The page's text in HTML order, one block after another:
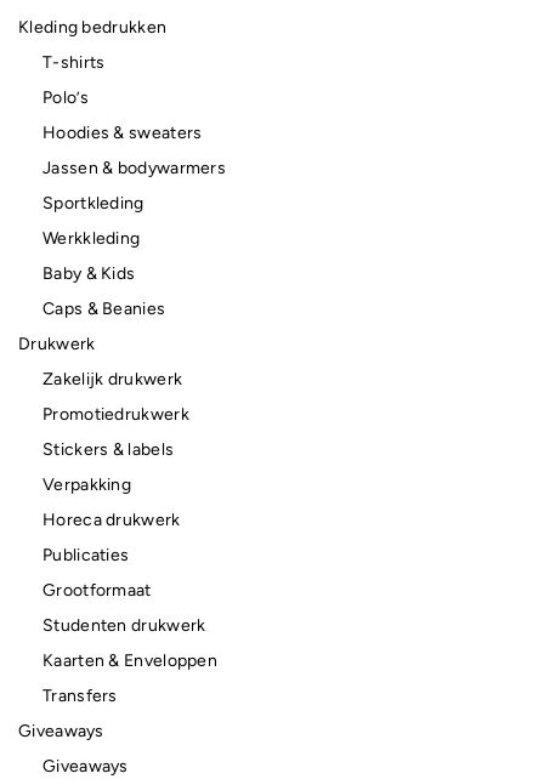
Kleding bedrukken
T-shirts
Polo’s
Hoodies & sweaters
Jassen & bodywarmers
Sportkleding
Werkkleding
Baby & Kids
Caps & Beanies
Drukwerk
Zakelijk drukwerk
Promotiedrukwerk
Stickers & labels
Verpakking
Horeca drukwerk
Publicaties
Grootformaat
Studenten drukwerk
Kaarten & Enveloppen
Transfers
Giveaways
Giveaways